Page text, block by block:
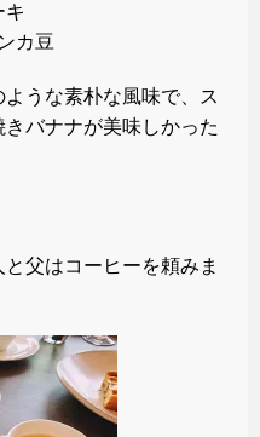
カ豆
うな素朴な風味で、ス
バナナが美味しかった
父はコーヒーを頼みま